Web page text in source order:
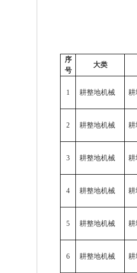
序
号
大类
1 耕整地机械 耕
2 耕整地机械 耕
3 耕整地机械 耕
4 耕整地机械 耕
5 耕整地机械 耕
6 耕整地机械 耕